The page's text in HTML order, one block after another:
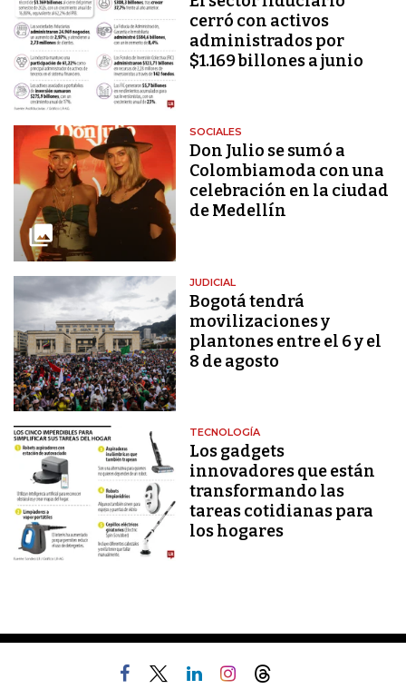
cerró con activos
administrados por
$1.169 billones a junio
SOCIALES
Don Julio se sumó a
Colombiamoda con una
celebración en la ciudad
de Medellín
JUDICIAL
Bogotá tendrá
movilizaciones y
plantones entre el 6 y el
8 de agosto
TECNOLOGÍA
Los gadgets
innovadores que están
transformando las
tareas cotidianas para
los hogares